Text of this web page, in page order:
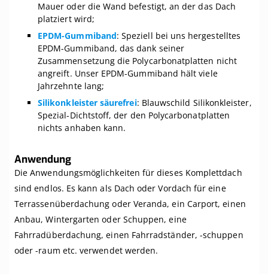
Mauer oder die Wand befestigt, an der das Dach
platziert wird;
EPDM-Gummiband: Speziell bei uns hergestelltes
EPDM-Gummiband, das dank seiner
Zusammensetzung die Polycarbonatplatten nicht
angreift. Unser EPDM-Gummiband hält viele
Jahrzehnte lang;
Silikonkleister säurefrei: Blauwschild Silikonkleister,
Spezial-Dichtstoff, der den Polycarbonatplatten
nichts anhaben kann.
Anwendung
Die Anwendungsmöglichkeiten für dieses Komplettdach
sind endlos. Es kann als Dach oder Vordach für eine
Terrassenüberdachung oder Veranda, ein Carport, einen
Anbau, Wintergarten oder Schuppen, eine
Fahrradüberdachung, einen Fahrradständer, -schuppen
oder -raum etc. verwendet werden.